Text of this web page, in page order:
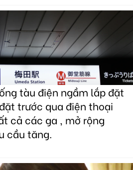
tàu điện ngầm lắp đặt
trước qua điện thoại
cả các ga , mở rộng
cầu tăng.